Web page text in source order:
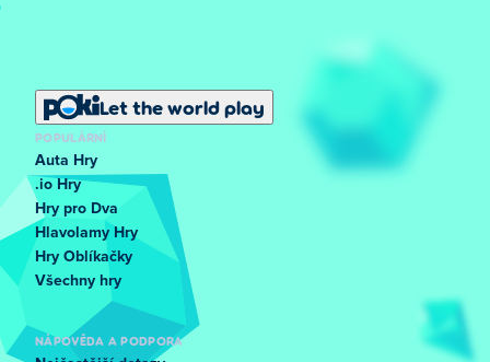
Let the world play
POPULÁRNÍ
Auta Hry
.io Hry
Hry pro Dva
Hlavolamy Hry
Hry Oblíkačky
Všechny hry
NÁPOVĚDA A PODPORA